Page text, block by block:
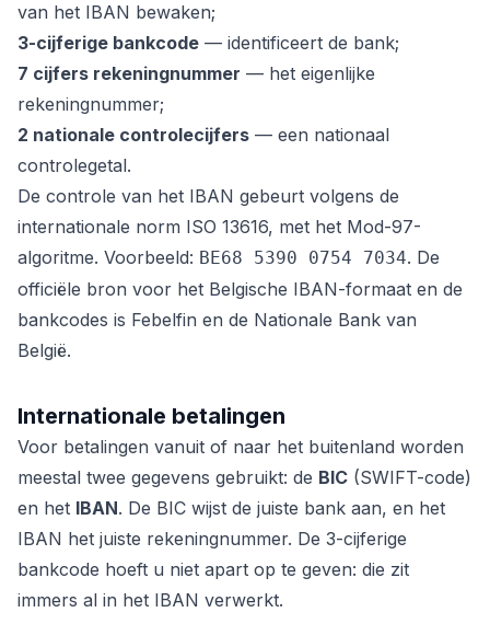
van het IBAN bewaken;
3-cijferige bankcode — identificeert de bank;
7 cijfers rekeningnummer — het eigenlijke
rekeningnummer;
2 nationale controlecijfers — een nationaal
controlegetal.
De controle van het IBAN gebeurt volgens de
internationale norm ISO 13616, met het Mod-97-
algoritme. Voorbeeld: BE68 5390 0754 7034. De
officiële bron voor het Belgische IBAN-formaat en de
bankcodes is Febelfin en de Nationale Bank van
België.
Internationale betalingen
Voor betalingen vanuit of naar het buitenland worden
meestal twee gegevens gebruikt: de BIC (SWIFT-code)
en het IBAN. De BIC wijst de juiste bank aan, en het
IBAN het juiste rekeningnummer. De 3-cijferige
bankcode hoeft u niet apart op te geven: die zit
immers al in het IBAN verwerkt.